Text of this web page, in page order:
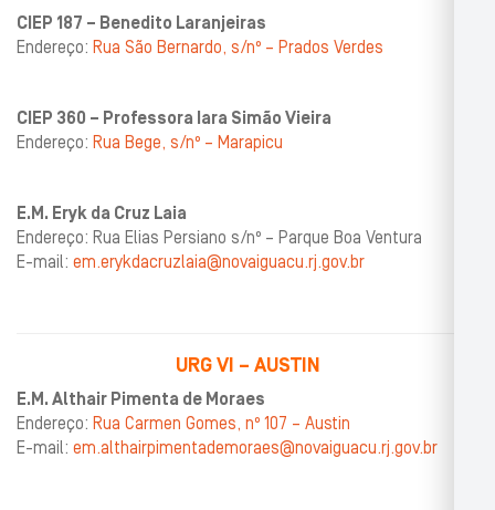
CIEP 187 – Benedito Laranjeiras
Endereço: Rua São Bernardo, s/nº – Prados Verdes
CIEP 360 – Professora Iara Simão Vieira
Endereço: Rua Bege, s/nº – Marapicu
E.M. Eryk da Cruz Laia
Endereço: Rua Elias Persiano s/nº – Parque Boa Ventura
E-mail: em.erykdacruzlaia@novaiguacu.rj.gov.br
URG VI – AUSTIN
E.M. Althair Pimenta de Moraes
Endereço: Rua Carmen Gomes, nº 107 – Austin
E-mail: em.althairpimentademoraes@novaiguacu.rj.gov.br